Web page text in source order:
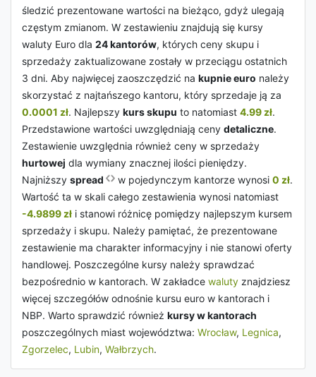
śledzić prezentowane wartości na bieżąco, gdyż ulegają
częstym zmianom. W zestawieniu znajdują się kursy
waluty Euro dla 24 kantorów, których ceny skupu i
sprzedaży zaktualizowane zostały w przeciągu ostatnich
3 dni. Aby najwięcej zaoszczędzić na kupnie euro należy
skorzystać z najtańszego kantoru, który sprzedaje ją za
0.0001 zł. Najlepszy kurs skupu to natomiast 4.99 zł.
Przedstawione wartości uwzględniają ceny detaliczne.
Zestawienie uwzględnia również ceny w sprzedaży
hurtowej dla wymiany znacznej ilości pieniędzy.
Najniższy spread w pojedynczym kantorze wynosi 0 zł.
Wartość ta w skali całego zestawienia wynosi natomiast
-4.9899 zł i stanowi różnicę pomiędzy najlepszym kursem
sprzedaży i skupu. Należy pamiętać, że prezentowane
zestawienie ma charakter informacyjny i nie stanowi oferty
handlowej. Poszczególne kursy należy sprawdzać
bezpośrednio w kantorach. W zakładce waluty znajdziesz
więcej szczegółów odnośnie kursu euro w kantorach i
NBP. Warto sprawdzić również kursy w kantorach
poszczególnych miast województwa: Wrocław, Legnica,
Zgorzelec, Lubin, Wałbrzych.